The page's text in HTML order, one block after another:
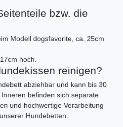
bzw. die
Modell dogsfavorite, ca. 25cm
hoch.
reinigen?
abziehbar und kann bis 30
befinden sich separate
und hochwertige Verarbeitung
Hundebetten.